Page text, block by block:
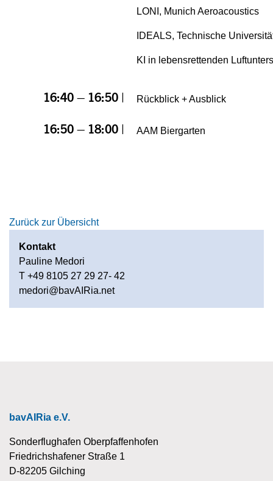
Kontakt
Pauline Medori
T +49 8105 27 29 27- 42
medori@bavAIRia.net
LONI, Munich Aeroacoustics
IDEALS, Technische
KI in lebensrettenden
16:40 – 16:50 | Rückblick + Ausblick
16:50 – 18:00 | AAM Biergarten
Zurück zur Übersicht
bavAIRia e.V.
Sonderflughafen Oberpfaffenhofen
Friedrichshafener Straße 1
D-82205 Gilching